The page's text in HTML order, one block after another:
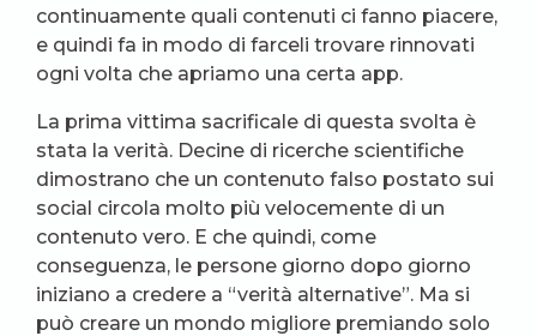
continuamente quali contenuti ci fanno piacere,
e quindi fa in modo di farceli trovare rinnovati
ogni volta che apriamo una certa app.
La prima vittima sacrificale di questa svolta è
stata la verità. Decine di ricerche scientifiche
dimostrano che un contenuto falso postato sui
social circola molto più velocemente di un
contenuto vero. E che quindi, come
conseguenza, le persone giorno dopo giorno
iniziano a credere a “verità alternative”. Ma si
può creare un mondo migliore premiando solo